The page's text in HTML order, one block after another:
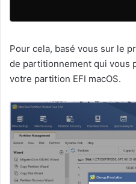
Pour cela, basé vous sur le
de partitionnement qui vous
votre partition EFI macOS.